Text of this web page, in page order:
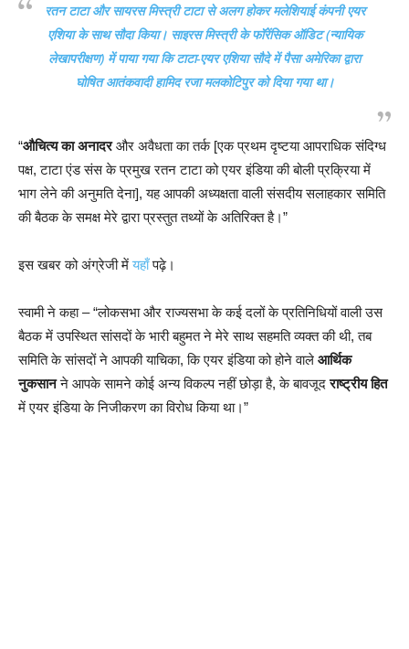
रतन टाटा और सायरस मिस्त्री टाटा से अलग होकर मलेशियाई कंपनी एयर
एशिया के साथ सौदा किया। साइरस मिस्त्री के फॉरेंसिक ऑडिट (न्यायिक
लेखापरीक्षण) में पाया गया कि टाटा-एयर एशिया सौदे में पैसा अमेरिका द्वारा
घोषित आतंकवादी हामिद रजा मलकोटिपुर को दिया गया था।
“औचित्य का अनादरऔर अवैधता का तर्क [एक प्रथम दृष्टया आपराधिक संदिग्ध
पक्ष, टाटा एंड संस के प्रमुख रतन टाटा को एयर इंडिया की बोली प्रक्रिया में
भाग लेने की अनुमति देना], यह आपकी अध्यक्षता वाली संसदीय सलाहकार समिति
की बैठक के समक्ष मेरे द्वारा प्रस्तुत तथ्यों के अतिरिक्त है।”
इस खबर को अंग्रेजी मेंयहाँपढ़े।
स्वामी ने कहा – “लोकसभा और राज्यसभा के कई दलों के प्रतिनिधियों वाली उस
बैठक में उपस्थित सांसदों के भारी बहुमत ने मेरे साथ सहमति व्यक्त की थी, तब
समिति के सांसदों ने आपकी याचिका, कि एयर इंडिया को होने वाले आर्थिक
नुकसानने आपके सामने कोई अन्य विकल्प नहीं छोड़ा है, के बावजूदराष्ट्रीय हित
में एयर इंडिया के निजीकरण का विरोध किया था।”